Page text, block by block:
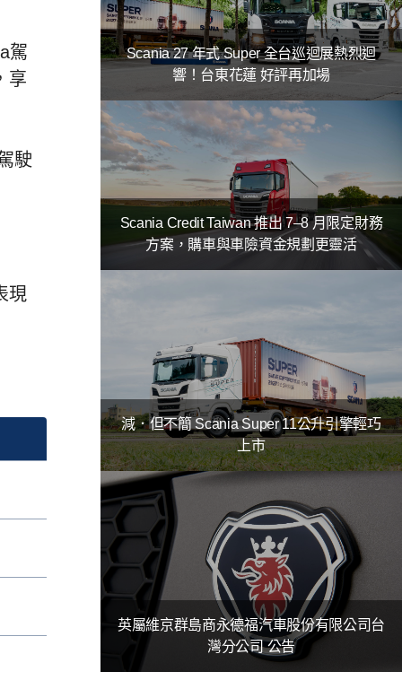
駕
享
駛
現
Scania 27 年式 Super 全台巡迴展熱烈迴
響！台東花蓮 好評再加場
Scania Credit Taiwan 推出 7–8 月限定財務
方案，購車與車險資金規劃更靈活
減．但不簡 Scania Super 11公升引擎輕巧
上市
英屬維京群島商永德福汽車股份有限公司台
灣分公司 公告